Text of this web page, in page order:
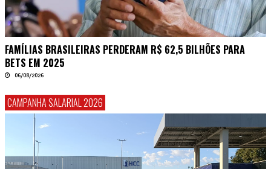
FAMÍLIAS BRASILEIRAS PERDERAM R$ 62,5 BILHÕES PARA
BETS EM 2025
06/08/2026
CAMPANHA SALARIAL 2026